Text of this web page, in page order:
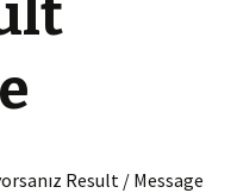
Result / Message